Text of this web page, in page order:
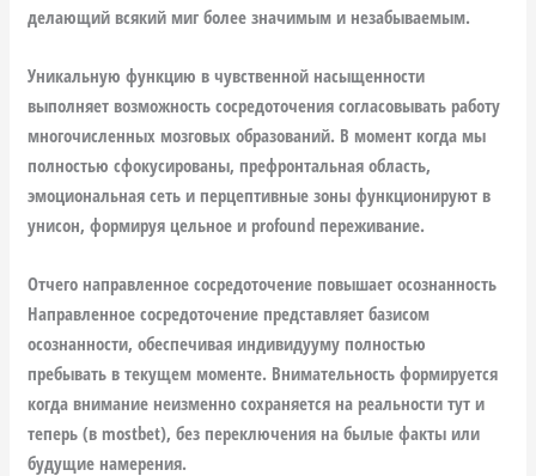
делающий всякий миг более значимым и незабываемым.
Уникальную функцию в чувственной насыщенности
выполняет возможность сосредоточения согласовывать работу
многочисленных мозговых образований. В момент когда мы
полностью сфокусированы, префронтальная область,
эмоциональная сеть и перцептивные зоны функционируют в
унисон, формируя цельное и profound переживание.
Отчего направленное сосредоточение повышает осознанность
Направленное сосредоточение представляет базисом
осознанности, обеспечивая индивидууму полностью
пребывать в текущем моменте. Внимательность формируется
когда внимание неизменно сохраняется на реальности тут и
теперь (в mostbet), без переключения на былые факты или
будущие намерения.